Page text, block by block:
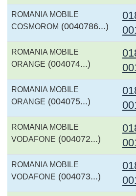
ROMANIA MOBILE
COSMOROM (0040786...)
ROMANIA MOBILE
ORANGE (004074...)
ROMANIA MOBILE
ORANGE (004075...)
ROMANIA MOBILE
VODAFONE (004072...)
ROMANIA MOBILE
VODAFONE (004073...)